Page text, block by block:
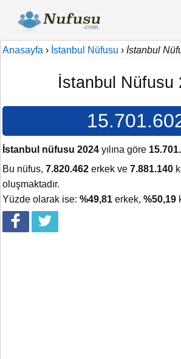
Anasayfa › İstanbul Nüfusu › İstanbul
İstanbul Nüfusu
İstanbul nüfusu 2024 yılına göre
Bu nüfus, 7.820.462 erkek ve 7.881.140
oluşmaktadır.
Yüzde olarak ise: %49,81 erkek, %50,19